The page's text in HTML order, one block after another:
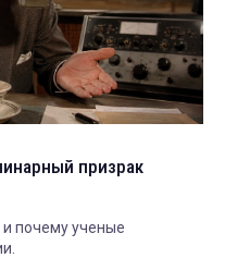
призрак
почему ученые